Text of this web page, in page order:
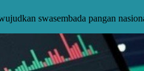
swasembada pangan